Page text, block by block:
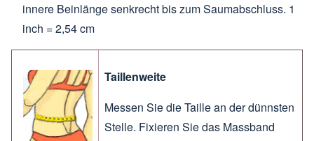
innere Beinlänge senkrecht bis zum Saumabschluss. 1
inch = 2,54 cm
Taillenweite
Messen Sie die Taille an der dünnsten
Stelle. Fixieren Sie das Massband